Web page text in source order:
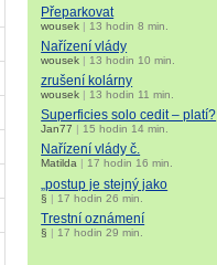
Přeparkovat
wousek | 13 hodin 8 min.
Nařízení vlády
wousek | 13 hodin 10 min.
zrušení kolárny
wousek | 13 hodin 11 min.
Superficies solo cedit – platí?
Jan77 15 hodin 14 min.
Nařízení vlády č.
Matilda 17 hodin 16 min.
„postup je stejný jako
§ | 17 hodin 26 min.
Trestní oznámení
§ | 17 hodin 29 min.